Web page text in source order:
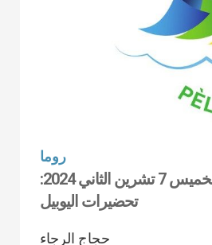
روما
عناوين نشرة الخميس 7 تشرين الثاني 2024:
تحضيرات اليوبيل
حجاج الرجاء